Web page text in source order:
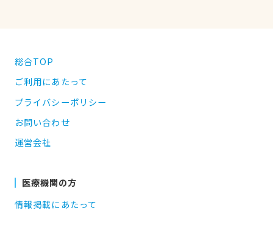
総合TOP
ご利用にあたって
プライバシーポリシー
お問い合わせ
運営会社
医療機関の方
情報掲載にあたって